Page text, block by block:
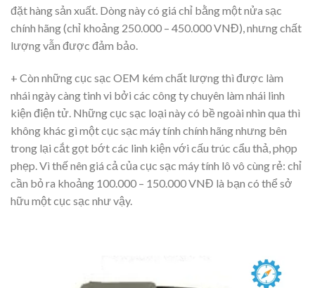
đặt hàng sản xuất. Dòng này có giá chỉ bằng một nửa sạc
chính hãng (chỉ khoảng 250.000 – 450.000 VNĐ), nhưng chất
lượng vẫn được đảm bảo.
+ Còn những cục sạc OEM kém chất lượng thì được làm
nhái ngày càng tinh vi bởi các công ty chuyên làm nhái linh
kiện điện tử. Những cục sạc loại này có bề ngoài nhìn qua thì
không khác gì một cục sạc máy tính chính hãng nhưng bên
trong lại cắt gọt bớt các linh kiện với cấu trúc cẩu thả, phọp
phẹp. Vì thế nên giá cả của cục sạc máy tính lô vô cùng rẻ: chỉ
cần bỏ ra khoảng 100.000 – 150.000 VNĐ là bạn có thể sở
hữu một cục sạc như vậy.